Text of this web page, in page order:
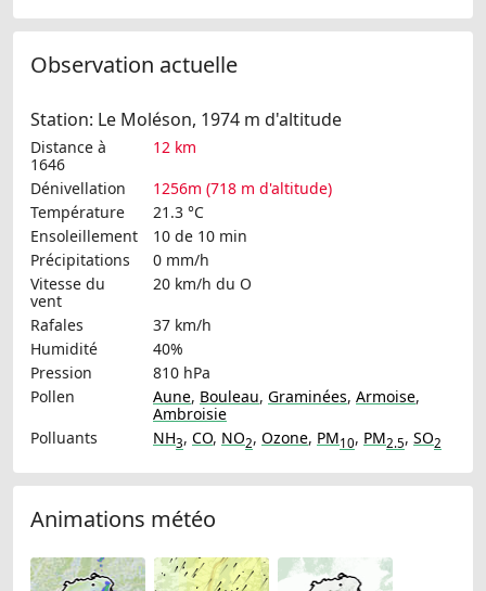
Observation actuelle
Station: Le Moléson, 1974 m d'altitude
Distance à
1646
12 km
Dénivellation
1256m (718 m d'altitude)
Température
21.3 °C
Ensoleillement
10 de 10 min
Précipitations
0 mm/h
Vitesse du
vent
20 km/h du O
Rafales
37 km/h
Humidité
40%
Pression
810 hPa
Pollen
Aune, Bouleau, Graminées, Armoise,
Ambroisie
Polluants
NH3, CO, NO2, Ozone, PM10, PM2.5, SO2
Animations météo